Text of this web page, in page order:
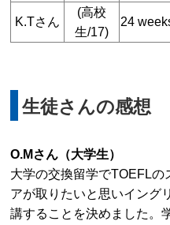
K.Tさん
(高校
生/17)
24
生徒さんの感想
O.Mさん（大学生）
大学の交換留学でTOEFLの
アが取りたいと思いイング
講することを決めました。